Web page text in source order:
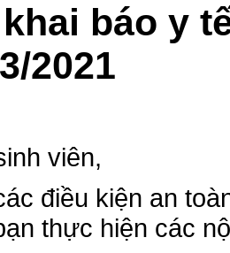
khai báo y
2021
viên,
điều kiện an
thực hiện các